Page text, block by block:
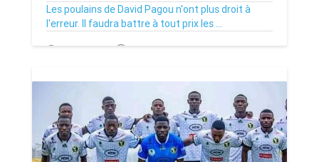
Les poulains de David Pagou n'ont plus droit à
l'erreur. Il faudra battre à tout prix les ...
21/03/23 Par MenouActu 0